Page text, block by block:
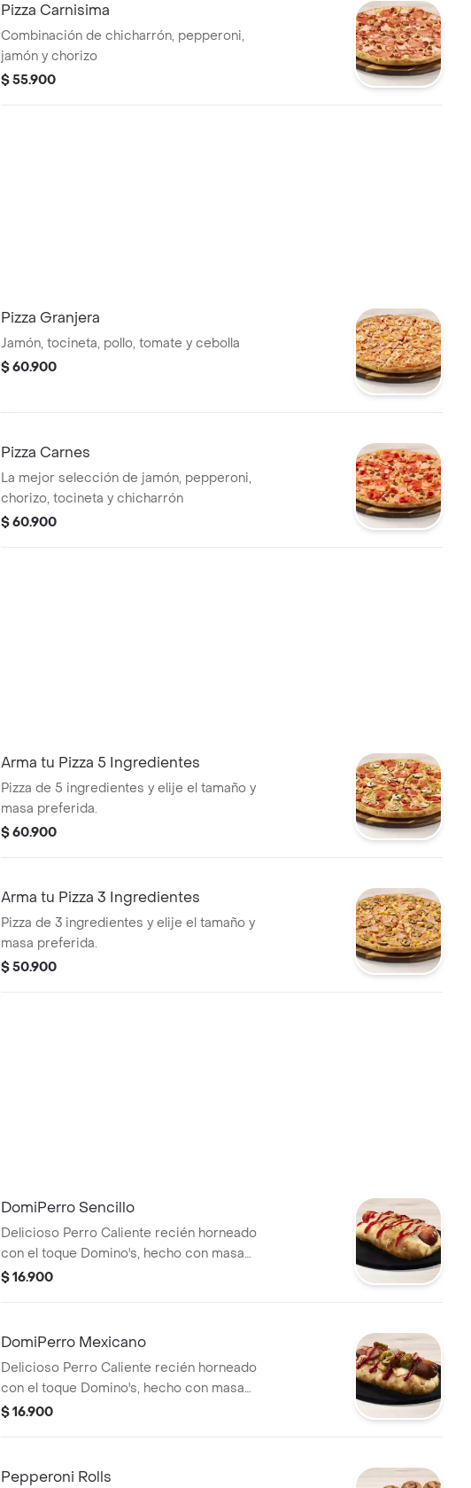
Pizza Carnisima
Combinación de chicharrón, pepperoni,
jamón y chorizo
$ 55.900
Pizza Granjera
Jamón, tocineta, pollo, tomate y cebolla
$ 60.900
Pizza Carnes
La mejor selección de jamón, pepperoni,
chorizo, tocineta y chicharrón
$ 60.900
Arma tu Pizza 5 Ingredientes
Pizza de 5 ingredientes y elije el tamaño y
masa preferida.
$ 60.900
Arma tu Pizza 3 Ingredientes
Pizza de 3 ingredientes y elije el tamaño y
masa preferida.
$ 50.900
DomiPerro Sencillo
Delicioso Perro Caliente recién horneado
con el toque Domino's, hecho con masa
pan pizza y bordes rellenos de queso
$ 16.900
DomiPerro Mexicano
Delicioso Perro Caliente recién horneado
con el toque Domino's, hecho con masa
pan pizza y bordes rellenos de queso
$ 16.900
Pepperoni Rolls